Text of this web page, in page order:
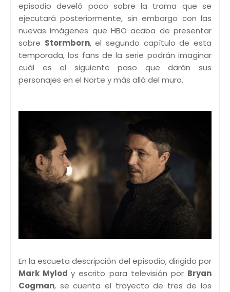
episodio develó poco sobre la trama que se
ejecutará posteriormente, sin embargo con las
nuevas imágenes que HBO acaba de presentar
sobre Stormborn, el segundo capítulo de esta
temporada, los fans de la serie podrán imaginar
cuál es el siguiente paso que darán sus
personajes en el Norte y más allá del muro.
En la escueta descripción del episodio, dirigido por
Mark Mylody escrito para televisión por Bryan
Cogman, se cuenta el trayecto de tres de los